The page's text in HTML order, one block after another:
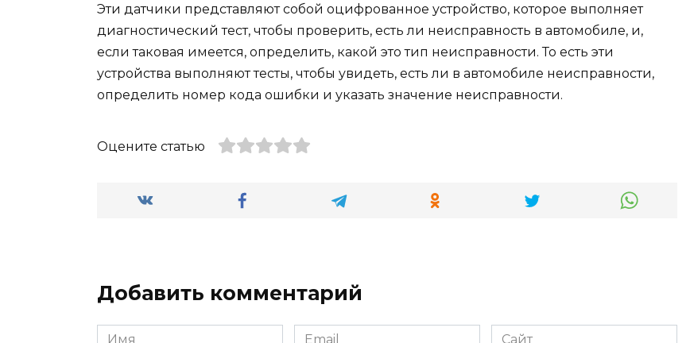
Эти датчики представляют собой оцифрованное устройство, которое выполняет
диагностический тест, чтобы проверить, есть ли неисправность в автомобиле, и,
если таковая имеется, определить, какой это тип неисправности. То есть эти
устройства выполняют тесты, чтобы увидеть, есть ли в автомобиле неисправности,
определить номер кода ошибки и указать значение неисправности.
Оцените статью
Добавить комментарий
Имя
Email
Сайт